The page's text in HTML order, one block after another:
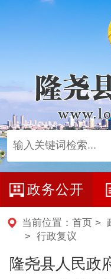
政务公开
当前位置： 首页 >
> 行政复议
隆尧县人民政